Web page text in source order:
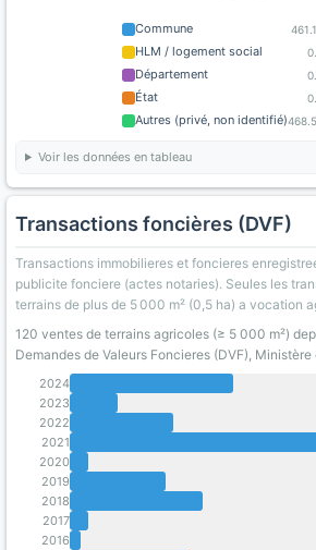
Commune
HLM / logement social
Département
État
Autres (privé, non identifié)
Voir les données en tableau
Transactions foncières (DVF)
Transactions immobilieres et foncieres
publicite fonciere (actes notaries). Seules les
terrains de plus de 5 000 m² (0,5 ha) a vocation
120 ventes de terrains agricoles (≥ 5 000 m²)
Demandes de Valeurs Foncieres (DVF),
2024
2023
2022
2021
2020
2019
2018
2017
2016